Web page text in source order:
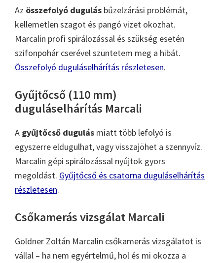
Az összefolyó dugulás bűzelzárási problémát,
kellemetlen szagot és pangó vizet okozhat.
Marcalin profi spirálozással és szükség esetén
szifonpohár cserével szüntetem meg a hibát.
Összefolyó duguláselhárítás részletesen.
Gyűjtőcső (110 mm)
duguláselhárítás Marcali
A gyűjtőcső dugulás miatt több lefolyó is
egyszerre eldugulhat, vagy visszajöhet a szennyvíz.
Marcalin gépi spirálozással nyújtok gyors
megoldást. Gyűjtőcső és csatorna duguláselhárítás
részletesen.
Csőkamerás vizsgálat Marcali
Goldner Zoltán Marcalin csőkamerás vizsgálatot is
vállal – ha nem egyértelmű, hol és mi okozza a